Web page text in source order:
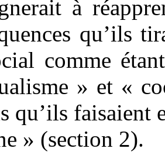
à
qu’ils
comme
» et «
qu’ils faisaient
» (section 2).